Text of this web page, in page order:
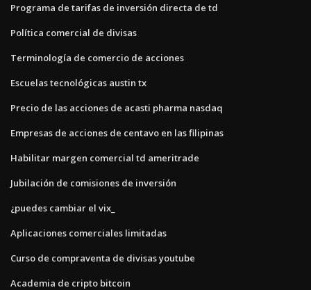
Programa de tarifas de inversión directa de td
Política comercial de divisas
Terminología de comercio de acciones
Escuelas tecnológicas austin tx
Precio de las acciones de acasti pharma nasdaq
Empresas de acciones de centavo en las filipinas
Habilitar margen comercial td ameritrade
Jubilación de comisiones de inversión
¿puedes cambiar el vix_
Aplicaciones comerciales limitadas
Curso de compraventa de divisas youtube
Academia de cripto bitcoin